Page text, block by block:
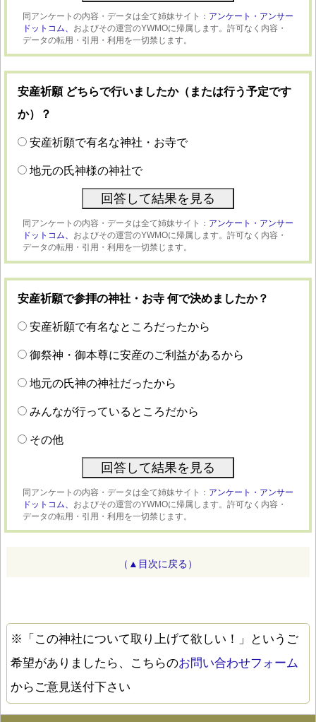
同アンケートの内容・データは全て姉妹サイト： アンケート・アンサー
ドットコム、 およびその運営のYWMOに帰属します。許可なく内容・
データの転用・引用・利用を一切禁じます。
安産祈願 どちらで行いましたか（または行う予定です
か）？
安産祈願で有名な神社・お寺で
地元の氏神様の神社で
同アンケートの内容・データは全て姉妹サイト： アンケート・アンサー
ドットコム、 およびその運営のYWMOに帰属します。許可なく内容・
データの転用・引用・利用を一切禁じます。
安産祈願で参拝の神社・お寺 何で決めましたか？
安産祈願で有名なところだったから
御祭神・御本尊に安産のご利益があるから
地元の氏神の神社だったから
みんなが行っているところだから
その他
同アンケートの内容・データは全て姉妹サイト： アンケート・アンサー
ドットコム、 およびその運営のYWMOに帰属します。許可なく内容・
データの転用・引用・利用を一切禁じます。
（▲目次に戻る）
※「この神社について取り上げて欲しい！」というご
希望がありましたら、こちらのお問い合わせフォーム
からご意見送付下さい